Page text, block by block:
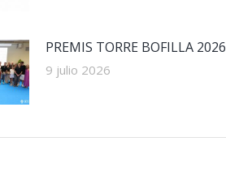
PREMIS TORRE BOFILLA 2026
9 julio 2026